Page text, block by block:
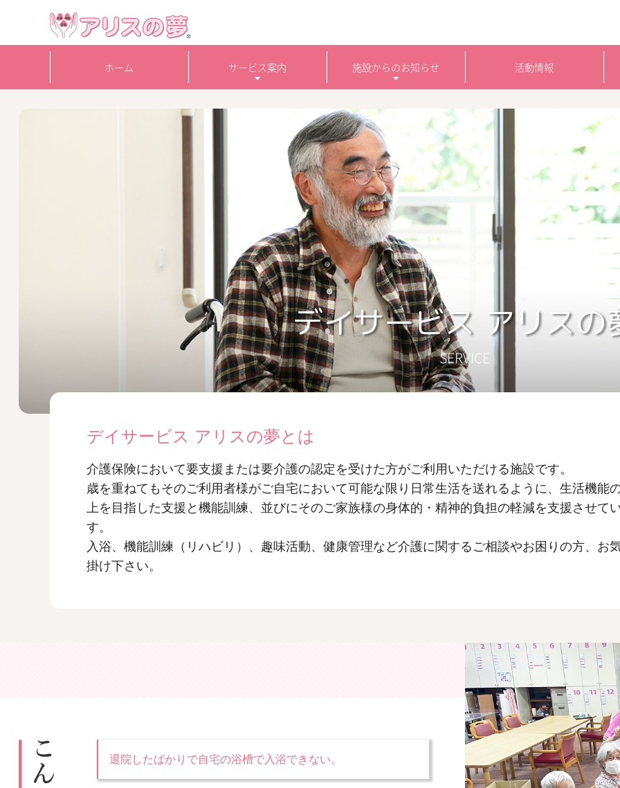
ホーム サービス案内 施設からのお知らせ 活動情報
デイサービス アリスの
SERVICE
デイサービス アリスの夢とは
介護保険において要支援または要介護の認定を受けた方がご利用いただける施設です。
歳を重ねてもそのご利用者様がご自宅において可能な限り日常生活を送れるように、生活機能
上を目指した支援と機能訓練、並びにそのご家族様の身体的・精神的負担の軽減を支援させて
す。
入浴、機能訓練（リハビリ）、趣味活動、健康管理など介護に関するご相談やお困りの方、お
掛け下さい。
退院したばかりで自宅の浴槽で入浴できない。